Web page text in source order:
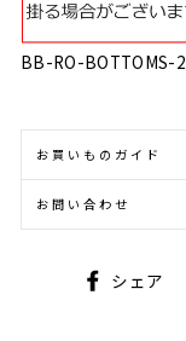
BB-RO-BOTTOMS-2
お買いものガイド
お問い合わせ
シェア